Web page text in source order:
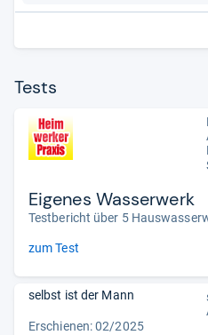
Tests
Eigenes Wasserwerk
Testbericht über 5
zum Test
selbst ist der Mann
Erschienen: 02/2025